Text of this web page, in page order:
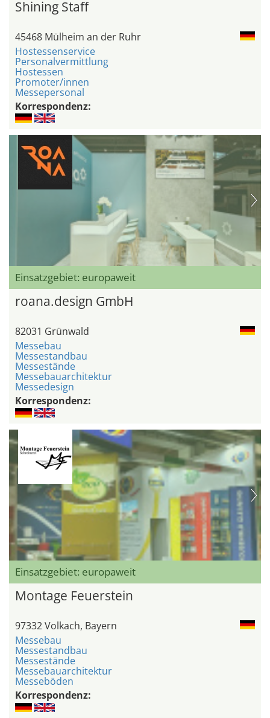
Shining Staff
45468 Mülheim an der Ruhr
Hostessenservice
Personalvermittlung
Hostessen
Promoter/innen
Messepersonal
Korrespondenz:
Einsatzgebiet: europaweit
roana.design GmbH
82031 Grünwald
Messebau
Messestandbau
Messestände
Messebauarchitektur
Messedesign
Korrespondenz:
Einsatzgebiet: europaweit
Montage Feuerstein
97332 Volkach, Bayern
Messebau
Messestandbau
Messestände
Messebauarchitektur
Messeböden
Korrespondenz: